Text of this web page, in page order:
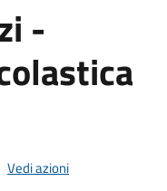
-
Vedi azioni